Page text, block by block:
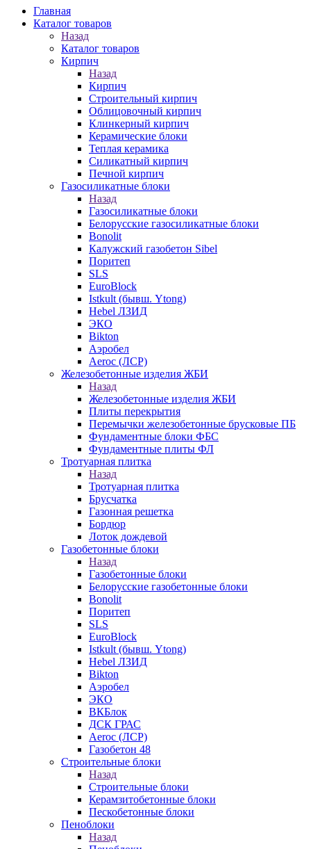
Главная
Каталог товаров
Назад
Каталог товаров
Кирпич
Назад
Кирпич
Строительный кирпич
Облицовочный кирпич
Клинкерный кирпич
Керамические блоки
Теплая керамика
Силикатный кирпич
Печной кирпич
Газосиликатные блоки
Назад
Газосиликатные блоки
Белорусские газосиликатные блоки
Bonolit
Калужский газобетон Sibel
Поритеп
SLS
EuroBlock
Istkult (бывш. Ytong)
Hebel ЛЗИД
ЭКО
Bikton
Аэробел
Aeroc (ЛСР)
Железобетонные изделия ЖБИ
Назад
Железобетонные изделия ЖБИ
Плиты перекрытия
Перемычки железобетонные брусковые ПБ
Фундаментные блоки ФБС
Фундаментные плиты ФЛ
Тротуарная плитка
Назад
Тротуарная плитка
Брусчатка
Газонная решетка
Бордюр
Лоток дождевой
Газобетонные блоки
Назад
Газобетонные блоки
Белорусские газобетонные блоки
Bonolit
Поритеп
SLS
EuroBlock
Istkult (бывш. Ytong)
Hebel ЛЗИД
Bikton
Аэробел
ЭКО
ВКБлок
ДСК ГРАС
Aeroc (ЛСР)
Газобетон 48
Строительные блоки
Назад
Строительные блоки
Керамзитобетонные блоки
Пескобетонные блоки
Пеноблоки
Назад